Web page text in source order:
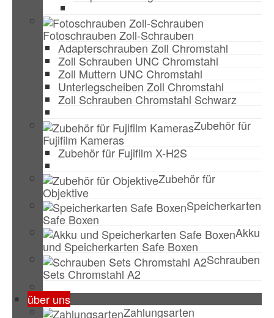
Fotoschrauben Zoll-Schrauben
Adapterschrauben Zoll Chromstahl
Zoll Schrauben UNC Chromstahl
Zoll Muttern UNC Chromstahl
Unterlegscheiben Zoll Chromstahl
Zoll Schrauben Chromstahl Schwarz
Zubehör für
Fujifilm Kameras
Zubehör für Fujifilm X-H2S
Zubehör für
Objektive
Speicherkarten
Safe Boxen
Akku
und Speicherkarten Safe Boxen
Schrauben
Sets Chromstahl A2
über uns
Zahlungsarten